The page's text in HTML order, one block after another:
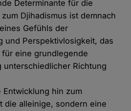
Determinante für die
Djihadismus ist demnach
Gefühls der
und Perspektivlosigkeit, das
eine grundlegende
unterschiedlicher Richtung
Entwicklung hin zum
die alleinige, sondern eine